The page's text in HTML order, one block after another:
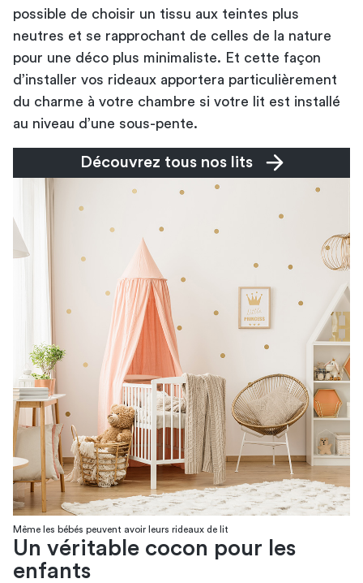
Même les bébés peuvent avoir leurs rideaux de lit
possible de choisir un tissu aux teintes plus
neutres et se rapprochant de celles de la nature
pour une déco plus minimaliste. Et cette façon
d’installer vos rideaux apportera particulièrement
du charme à votre chambre si votre lit est installé
au niveau d’une sous-pente.
Découvrez tous nos lits
Un véritable cocon pour les
enfants